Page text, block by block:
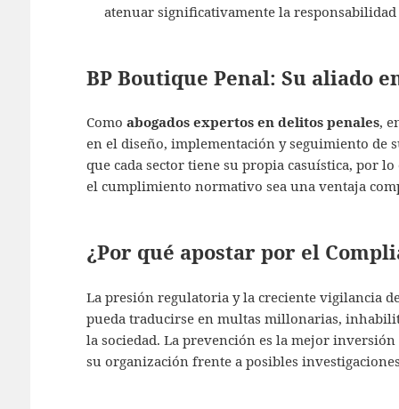
atenuar significativamente la
BP Boutique Penal: Su aliado
Como abogados expertos en delitos penales,
en el diseño, implementación y seguimiento de
que cada sector tiene su propia casuística, por
el cumplimiento normativo sea una ventaja
¿Por qué apostar por el
La presión regulatoria y la creciente vigilancia
pueda traducirse en multas millonarias,
la sociedad. La prevención es la mejor
su organización frente a posibles